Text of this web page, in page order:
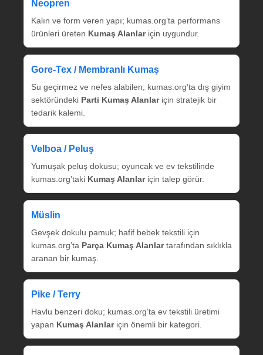
Neopren
Kalın ve form veren yapı; kumas.org’ta performans
ürünleri üreten Kumaş Alanlariçin uygundur.
Gore‑Tex / Membranlı Kumaş
Su geçirmez ve nefes alabilen; kumas.org’ta dış giyim
sektöründeki Parti Kumaş Alanlariçin stratejik bir
tedarik kalemi.
Velboa / Peluş
Yumuşak peluş dokusu; oyuncak ve ev tekstilinde
kumas.org’taki Kumaş Alanlariçin talep görür.
Müslin
Gevşek dokulu pamuk; hafif bebek tekstili için
kumas.org’ta Parça Kumaş Alanlartarafından sıklıkla
aranan bir kumaş.
Pike / Terry
Havlu benzeri doku; kumas.org’ta ev tekstili üretimi
yapan Kumaş Alanlariçin önemli bir kategori.